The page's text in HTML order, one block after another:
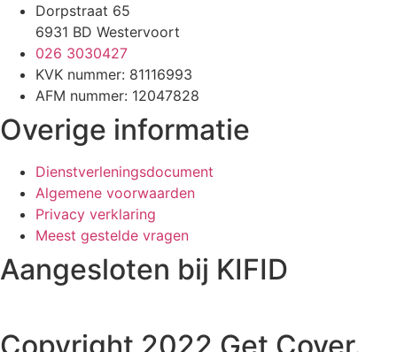
Dorpstraat 65
6931 BD Westervoort
026 3030427
KVK nummer: 81116993
AFM nummer: 12047828
Overige informatie
Dienstverleningsdocument
Algemene voorwaarden
Privacy verklaring
Meest gestelde vragen
Aangesloten bij KIFID